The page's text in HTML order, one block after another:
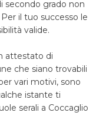
secondo grado non
il tuo successo le
valide.
attestato di
che siano trovabili
vari motivi, sono
istante ti
serali a Coccaglio